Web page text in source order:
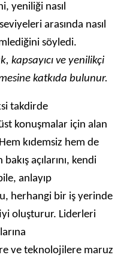
yeniliği nasıl
arasında nasıl
söyledi.
kapsayıcı ve yenilikçi
katkıda bulunur.
takdirde
konuşmalar için alan
kıdemsiz hem de
açılarını, kendi
anlayıp
herhangi bir iş yerinde
oluşturur. Liderleri
ve teknolojilere maruz